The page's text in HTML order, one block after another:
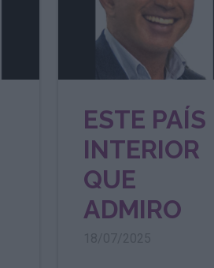
ESTE PAÍS
INTERIOR
QUE
ADMIRO